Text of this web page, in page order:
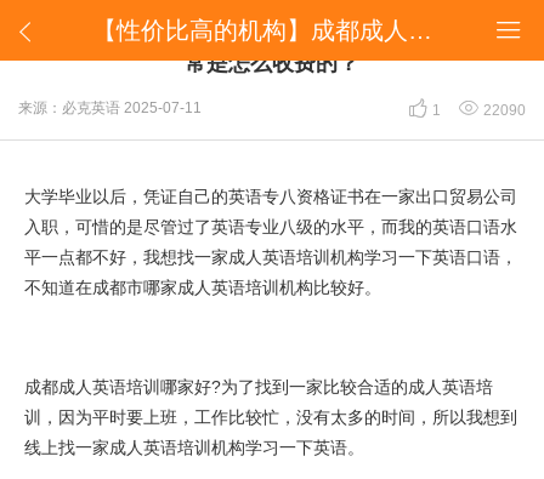
 
【性价比高的机构】成都成人英语培训哪家强？通常是怎么收费的？
【性价比高的机构】成都成人英语培训哪家强？通
常是怎么收费的？
来源：必克英语 2025-07-11  1  22090
大学毕业以后，凭证自己的英语专八资格证书在一家出口贸易公司
入职，可惜的是尽管过了英语专业八级的水平，而我的英语口语水
平一点都不好，我想找一家成人英语培训机构学习一下英语口语，
不知道在成都市哪家成人英语培训机构比较好。
成都成人英语培训哪家好?为了找到一家比较合适的成人英语培
训，因为平时要上班，工作比较忙，没有太多的时间，所以我想到
线上找一家成人英语培训机构学习一下英语。